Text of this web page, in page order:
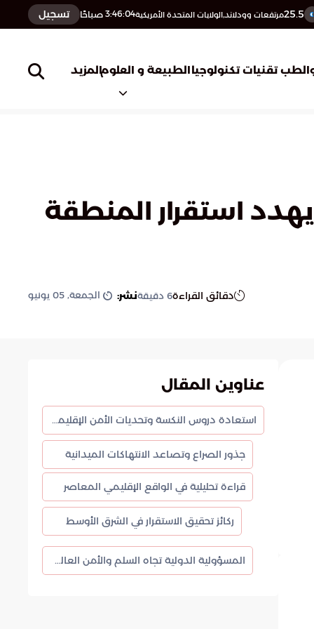
25.5مرتفعات وودلاند,الولايات المتحدة الأمريكية3:46:05 صباحًا تسجيل
تقنيات تكنولوجياالطبيعة و العلومالمزيد
ذكرى نكسة 1967: الاحتلال يهدد استقرار المنطقة
دقائق القراءة6 دقيقةنشر: الجمعة, 05 يونيو
عناوين المقال
استعادة دروس النكسة وتحديات الأمن الإقليمي في ظل الواقع الفلسطيني
جذور الصراع وتصاعد الانتهاكات الميدانية
قراءة تحليلية في الواقع الإقليمي المعاصر
ركائز تحقيق الاستقرار في الشرق الأوسط
المسؤولية الدولية تجاه السلم والأمن العالمي